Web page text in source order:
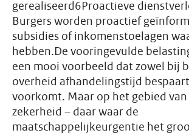
gerealiseerd6Proactieve
Burgers worden proactief
subsidies of inkomenstoelagen
hebben.De vooringevulde
een mooi voorbeeld dat zowel bij
overheid afhandelingstijd
voorkomt. Maar op het gebied van
zekerheid – daar waar de
maatschappelijkeurgentie het